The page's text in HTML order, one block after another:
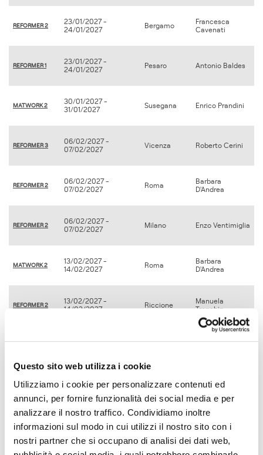
Questo sito web utilizza i cookie
Utilizziamo i cookie per personalizzare contenuti ed
annunci, per fornire funzionalità dei social media e per
analizzare il nostro traffico. Condividiamo inoltre
informazioni sul modo in cui utilizzi il nostro sito con i
nostri partner che si occupano di analisi dei dati web,
REFORMER 2
23/01/2027 -
24/01/2027
Bergamo
Francesca
Cavenati
REFORMER 1
23/01/2027 -
24/01/2027
Pesaro Antonio Baldes
MATWORK 2
30/01/2027 -
31/01/2027
Susegana Enrico Prandini
REFORMER 3
06/02/2027 -
07/02/2027
Vicenza Roberto Cerini
REFORMER 2
06/02/2027 -
07/02/2027
Roma
Barbara
D'Andrea
REFORMER 2
06/02/2027 -
07/02/2027
Milano Enzo Ventimiglia
MATWORK 2
13/02/2027 -
14/02/2027
Roma
Barbara
D'Andrea
REFORMER 2
13/02/2027 -
14/02/2027
Riccione
Manuela
Tronchin
20/02/2027 -
Francesca
MATWORK 1
06/03/2027 -
07/03/2027
Pesaro Antonio Baldes
REFORMER 1
07/03/2027
Susegana Enrico Prandini